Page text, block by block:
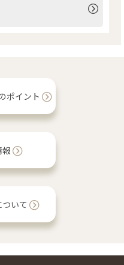
ポイント
いて